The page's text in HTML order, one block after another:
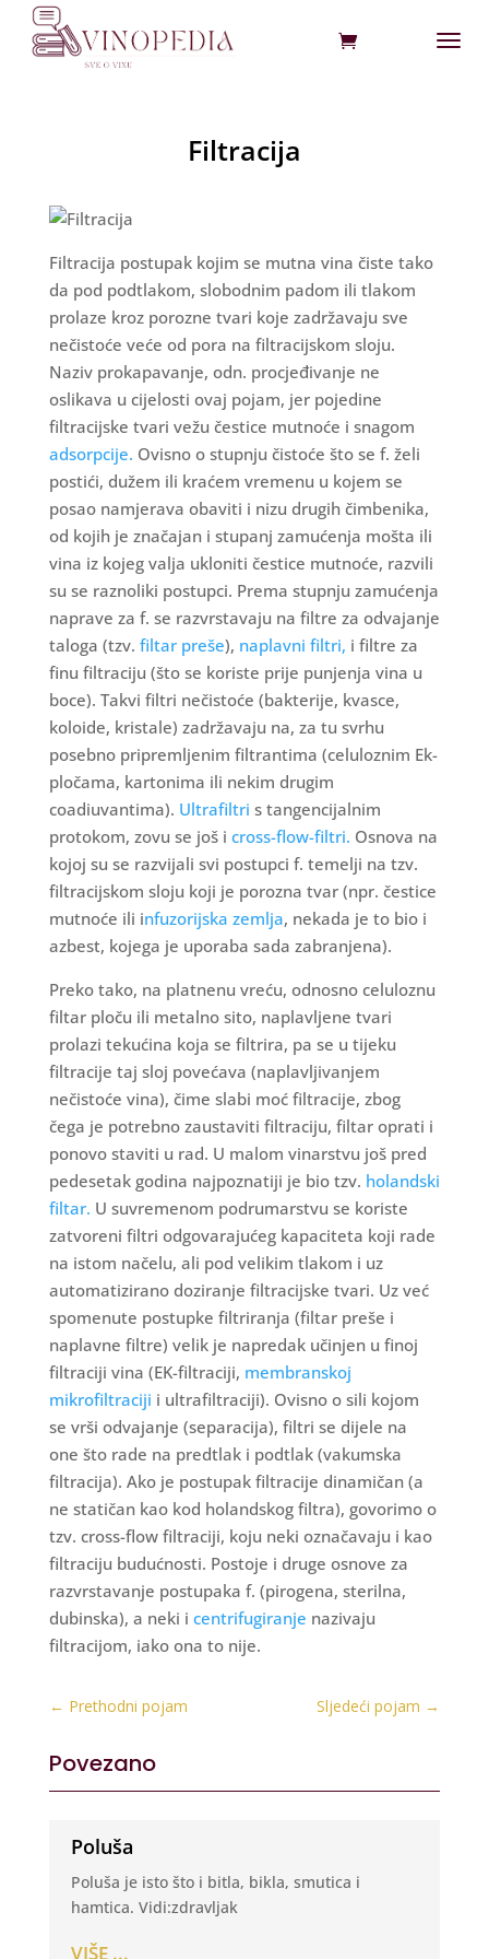
Filtracija
Filtracija postupak kojim se mutna vina čiste tako
da pod podtlakom, slobodnim padom ili tlakom
prolaze kroz porozne tvari koje zadržavaju sve
nečistoće veće od pora na filtracijskom sloju.
Naziv prokapavanje, odn. procjeđivanje ne
oslikava u cijelosti ovaj pojam, jer pojedine
filtracijske tvari vežu čestice mutnoće i snagom
adsorpcije. Ovisno o stupnju čistoće što se f. želi
postići, dužem ili kraćem vremenu u kojem se
posao namjerava obaviti i nizu drugih čimbenika,
od kojih je značajan i stupanj zamućenja mošta ili
vina iz kojeg valja ukloniti čestice mutnoće, razvili
su se raznoliki postupci. Prema stupnju zamućenja
naprave za f. se razvrstavaju na filtre za odvajanje
taloga (tzv. filtar preše), naplavni filtri, i filtre za
finu filtraciju (što se koriste prije punjenja vina u
boce). Takvi filtri nečistoće (bakterije, kvasce,
koloide, kristale) zadržavaju na, za tu svrhu
posebno pripremljenim filtrantima (celuloznim Ek-
pločama, kartonima ili nekim drugim
coadiuvantima). Ultrafiltri s tangencijalnim
protokom, zovu se još i cross-flow-filtri. Osnova na
kojoj su se razvijali svi postupci f. temelji na tzv.
filtracijskom sloju koji je porozna tvar (npr. čestice
mutnoće ili infuzorijska zemlja, nekada je to bio i
azbest, kojega je uporaba sada zabranjena).
Preko tako, na platnenu vreću, odnosno celuloznu
filtar ploču ili metalno sito, naplavljene tvari
prolazi tekućina koja se filtrira, pa se u tijeku
filtracije taj sloj povećava (naplavljivanjem
nečistoće vina), čime slabi moć filtracije, zbog
čega je potrebno zaustaviti filtraciju, filtar oprati i
ponovo staviti u rad. U malom vinarstvu još pred
pedesetak godina najpoznatiji je bio tzv. holandski
filtar. U suvremenom podrumarstvu se koriste
zatvoreni filtri odgovarajućeg kapaciteta koji rade
na istom načelu, ali pod velikim tlakom i uz
automatizirano doziranje filtracijske tvari. Uz već
spomenute postupke filtriranja (filtar preše i
naplavne filtre) velik je napredak učinjen u finoj
filtraciji vina (EK-filtraciji, membranskoj
mikrofiltraciji i ultrafiltraciji). Ovisno o sili kojom
se vrši odvajanje (separacija), filtri se dijele na
one što rade na predtlak i podtlak (vakumska
filtracija). Ako je postupak filtracije dinamičan (a
ne statičan kao kod holandskog filtra), govorimo o
tzv. cross-flow filtraciji, koju neki označavaju i kao
filtraciju budućnosti. Postoje i druge osnove za
razvrstavanje postupaka f. (pirogena, sterilna,
dubinska), a neki i centrifugiranje nazivaju
filtracijom, iako ona to nije.
← Prethodni pojam Sljedeći pojam →
Povezano
Poluša
Poluša je isto što i bitla, bikla, smutica i
hamtica. Vidi:zdravljak
VIŠE ...